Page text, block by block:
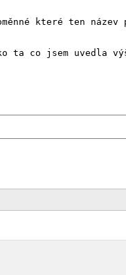
které ten
ta co jsem uvedla